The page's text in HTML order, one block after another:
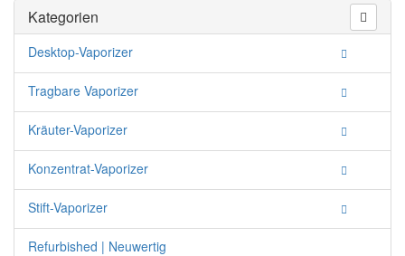
Kategorien
Desktop-Vaporizer
Tragbare Vaporizer
Kräuter-Vaporizer
Konzentrat-Vaporizer
Stift-Vaporizer
Refurbished | Neuwertig